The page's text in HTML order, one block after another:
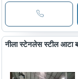
नीला स्टेनलेस स्टील आटा